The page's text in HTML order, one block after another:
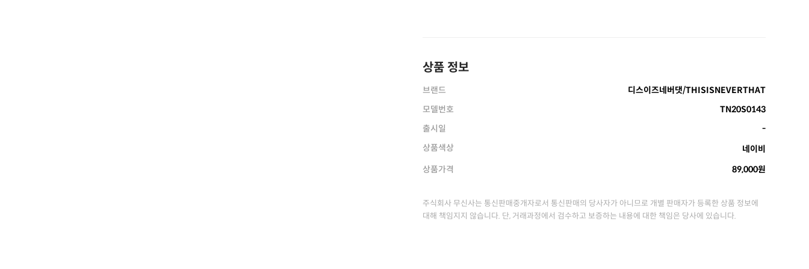
상품 정보
브랜드
디스이즈네버댓/THISISNEVERTHAT
모델번호
TN20S0143
출시일
-
상품색상
네이비
상품가격
89,000원
주식회사 무신사는 통신판매중개자로서 통신판매의 당사자가 아니므로 개별 판매자가 등록한 상품 정보에
대해 책임지지 않습니다. 단, 거래과정에서 검수하고 보증하는 내용에 대한 책임은 당사에 있습니다.